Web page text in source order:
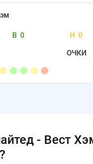
В 0 Н 0
ОЧКИ
- Вест